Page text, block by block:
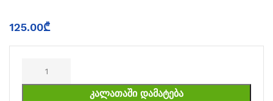
125.00₾
ᲙᲐᲚᲐᲗᲐᲨᲘ ᲓᲐᲛᲐᲢᲔᲑᲐ